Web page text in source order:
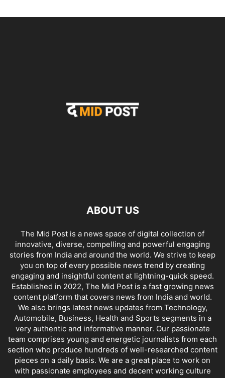
ABOUT US
The Mid Post is a news space of digital collection of
innovative, diverse, compelling and powerful engaging
stories from India and around the world. We strive to keep
you on top of every possible news trend by creating
engaging and insightful content at lightning-quick speed.
Established in 2022, The Mid Post is a fast growing news
content platform that covers news from India and world.
We also brings latest news updates from Technology,
Automobile, Business, Health and Sports segments in a
very authentic and informative manner. Our passionate
team comprises young and energetic journalists from each
section who produce hundreds of well-researched content
pieces on a daily basis. We are a great place to work on
with passionate employees and decent working culture